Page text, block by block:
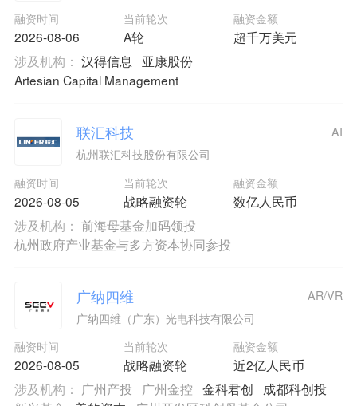
融资时间
2026-08-06
当前轮次
A轮
融资金额
超千万美元
涉及机构： 汉得信息
亚康股份
Artesian Capital Management
联汇科技
杭州联汇科技股份有限公司
融资时间
2026-08-05
当前轮次
战略融资轮
融资金额
数亿人民币
AI
涉及机构： 前海母基金加码领投
杭州政府产业基金与多方资本协同参投
广纳四维
广纳四维（广东）光电科技有限公司
融资时间
2026-08-05
当前轮次
战略融资轮
融资金额
近2亿人民币
AR/VR
涉及机构： 广州产投 广州金控 金科君创
成都科创投